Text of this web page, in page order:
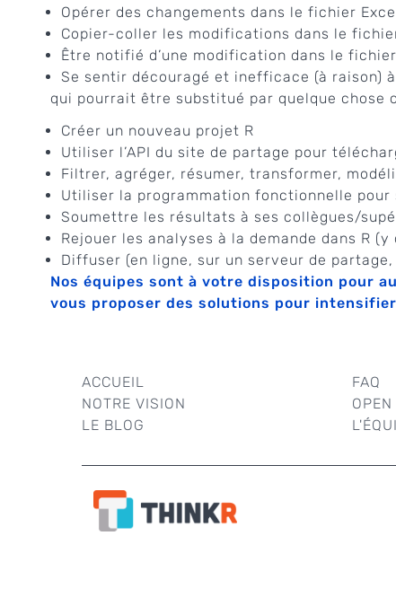
Opérer des changements dans le fichier
Copier-coller les modifications dans le
Être notifié d’une modification dans le
Se sentir découragé et inefficace (à raison)
qui pourrait être substitué par quelque chose
Créer un nouveau projet R
Utiliser l’API du site de partage pour
Filtrer, agréger, résumer, transformer,
Utiliser la programmation fonctionnelle
Soumettre les résultats à ses collègues/
Rejouer les analyses à la demande dans R
Diffuser (en ligne, sur un serveur de
Nos équipes sont à votre disposition pour
vous proposer des solutions pour
ACCUEIL
NOTRE VISION
LE BLOG
FAQ